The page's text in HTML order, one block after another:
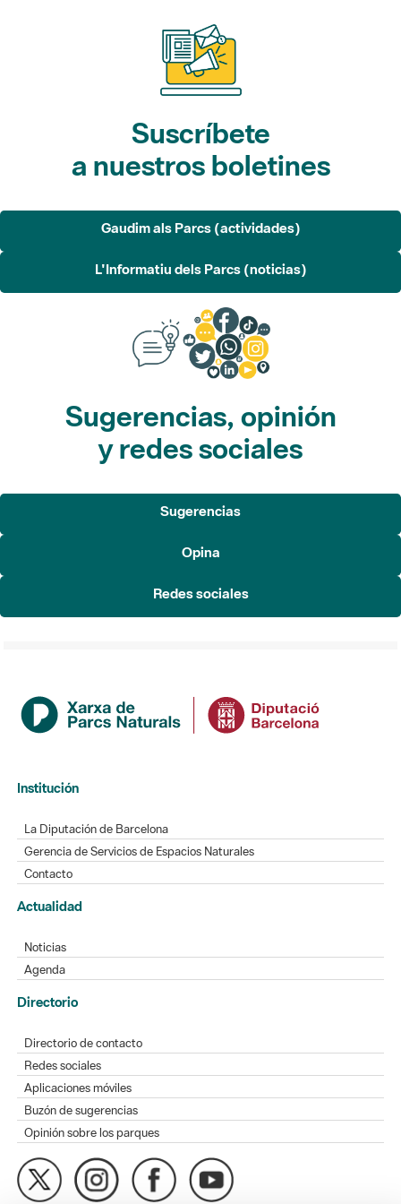
Suscríbete
a nuestros boletines
Gaudim als Parcs (actividades)
L'Informatiu dels Parcs (noticias)
Sugerencias, opinión
y redes sociales
Sugerencias
Opina
Redes sociales
Institución
La Diputación de Barcelona
Gerencia de Servicios de Espacios Naturales
Contacto
Actualidad
Noticias
Agenda
Directorio
Directorio de contacto
Redes sociales
Aplicaciones móviles
Buzón de sugerencias
Opinión sobre los parques